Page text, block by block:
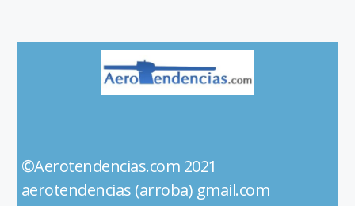
©Aerotendencias.com 2021
aerotendencias (arroba) gmail.com